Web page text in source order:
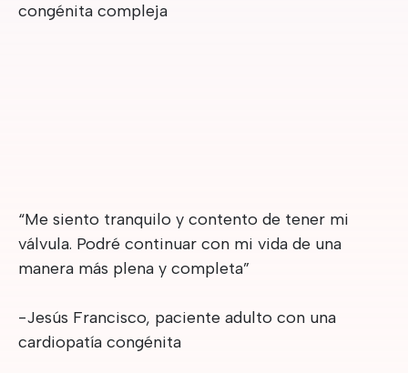
congénita compleja
“Me siento tranquilo y contento de tener mi
válvula. Podré continuar con mi vida de una
manera más plena y completa”
-Jesús Francisco, paciente adulto con una
cardiopatía congénita